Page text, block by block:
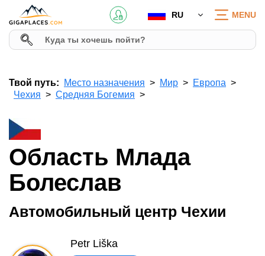
RU MENU
Твой путь: Место назначения Мир
Европа
Чехия
Средняя Богемия
Область Млада
Болеслав
Автомобильный центр Чехии
Petr Liška